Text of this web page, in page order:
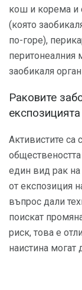
кош и корема и
(която
по-горе),
перитонеалния
заобикаля
Раковите
Активистите са
един вид рак
от експозиция
въпрос дали
поискат
риск, това е
наистина могат